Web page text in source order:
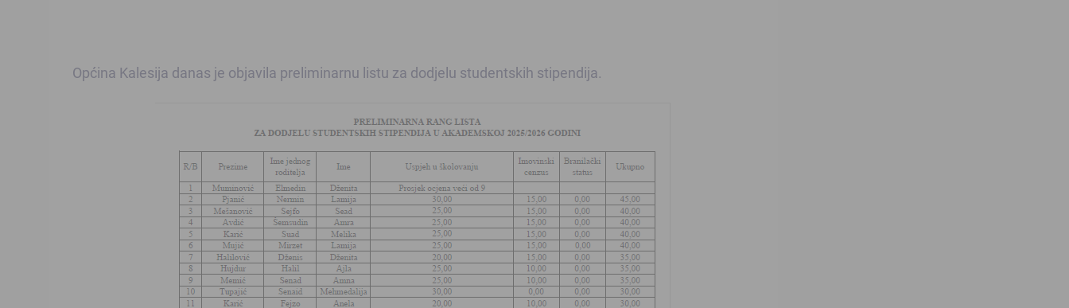
Općina Kalesija danas je objavila preliminarnu listu za dodjelu studentskih stipendija.